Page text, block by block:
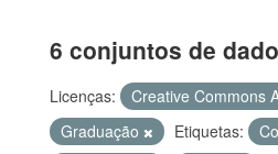
6 conjuntos de
Licenças: Creative Commons
Graduação
Etiquetas: